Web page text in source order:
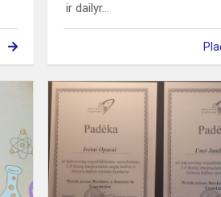
ir dailyr...
RESPUBLIKINĖ
GAMTAMOKSLINIŲ
EKSPERIMENTŲ
KONFERENCIJA